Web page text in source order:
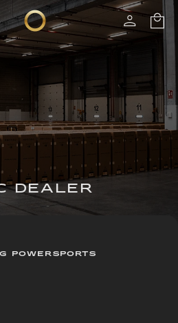
DEALER
POWERSPORTS